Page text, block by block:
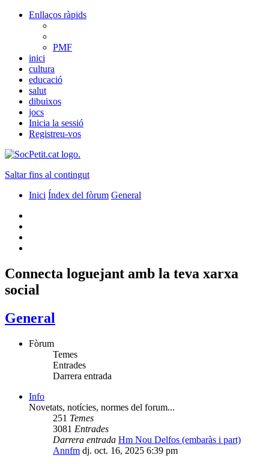
Enllaços ràpids
PMF
inici
cultura
educació
salut
dibuixos
jocs
Inicia la sessió
Registreu-vos
Saltar fins al contingut
Inici Índex del fòrum General
Connecta loguejant amb la teva xarxa
social
General
Fòrum
Temes
Entrades
Darrera entrada
Info
Novetats, notícies, normes del forum...
251 Temes
3081 Entrades
Darrera entrada Hm Nou Delfos (embaràs i part)
Annfm dj. oct. 16, 2025 6:39 pm